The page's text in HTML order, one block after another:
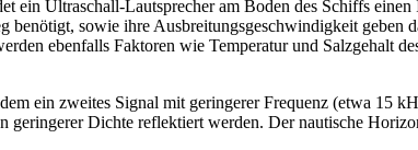
ein Ultraschall-Lautsprecher am Boden des Schiffs
sowie ihre Ausbreitungsgeschwindigkeit geben
ebenfalls Faktoren wie Temperatur und Salzgehalt
ein zweites Signal mit geringerer Frequenz (etwa 15
Dichte reflektiert werden. Der nautische